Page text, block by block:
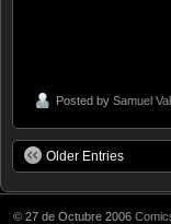
Posted by Samuel
Older Entries
© 27 de Octubre 2006